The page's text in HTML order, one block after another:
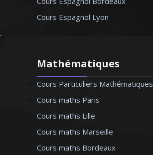
Cours Espagnol Lyon
Mathématiques
Cours Particuliers Mathématiques
Cours maths Paris
Cours maths Lille
Cours maths Marseille
Cours maths Bordeaux